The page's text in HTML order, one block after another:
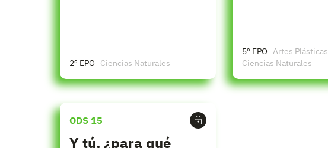
2º EPO Ciencias Naturales
5º EPO Artes Plásticas
Ciencias Naturales
ODS 15
Y tú, ¿para qué